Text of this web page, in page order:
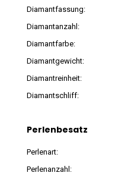
Diamantfassung:
Diamantanzahl:
Diamantfarbe:
Diamantgewicht:
Diamantreinheit:
Diamantschliff:
Perlenbesatz
Perlenart:
Perlenanzahl: